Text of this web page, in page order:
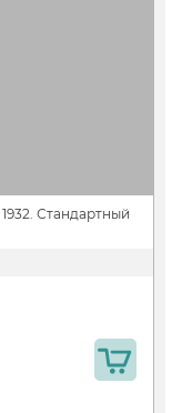
Стандартный